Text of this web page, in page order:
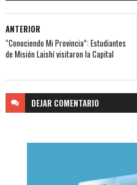
ANTERIOR
“Conociendo Mi Provincia”: Estudiantes
de Misión Laishí visitaron la Capital
DEJAR COMENTARIO